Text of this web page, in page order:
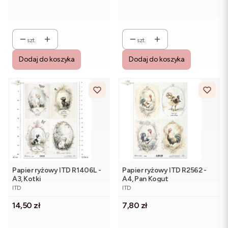
szt.
Dodaj do koszyka
szt.
Dodaj do koszyka
Papier ryżowy ITD R1406L -
A3, Kotki
PRODUCENT
ITD
Cena
14,50 zł
Papier ryżowy ITD R2562 -
A4, Pan Kogut
PRODUCENT
ITD
Cena
7,80 zł